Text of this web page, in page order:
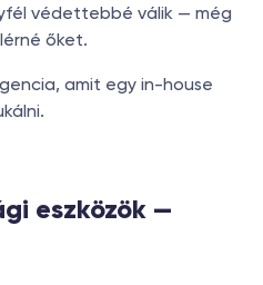
védettebbé válik — még
őket.
amit egy in-house
eszközök —